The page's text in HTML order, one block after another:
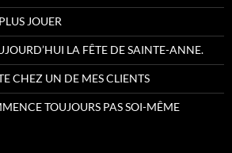
JOUER
LA FÊTE DE SAINTE-ANNE.
CHEZ UN DE MES CLIENTS
TOUJOURS PAS SOI-MÊME